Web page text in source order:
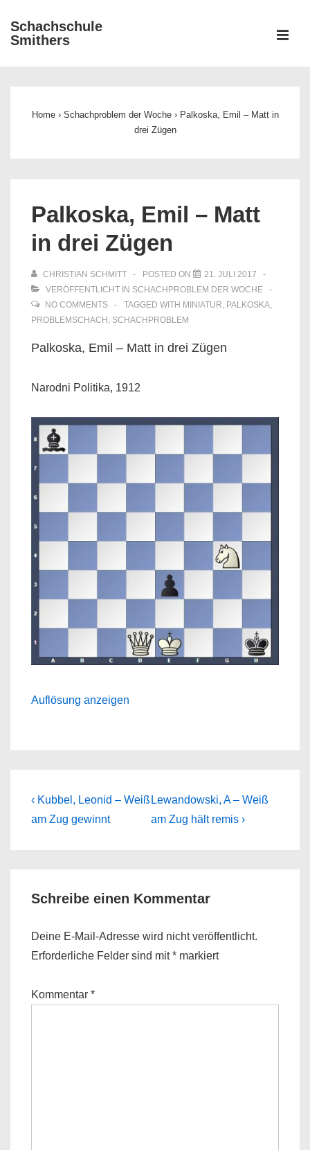
Zum
Inhalt
Schachschule
Smithers
Home › Schachproblem der Woche › Palkoska, Emil – Matt in
drei Zügen
Palkoska, Emil – Matt
in drei Zügen
CHRISTIAN SCHMITT POSTED ON
21. JULI 2017
VERÖFFENTLICHT IN SCHACHPROBLEM DER WOCHE
NO COMMENTS
TAGGED WITH MINIATUR, PALKOSKA,
PROBLEMSCHACH , SCHACHPROBLEM
Palkoska, Emil – Matt in drei Zügen
Narodni Politika, 1912
Auflösung anzeigen
Beitragsnavigation
Previous
Post
‹ Kubbel, Leonid – Weiß
am Zug gewinnt
Next
Post
Lewandowski, A – Weiß
am Zug hält remis ›
Schreibe einen Kommentar
Deine E-Mail-Adresse wird nicht veröffentlicht.
Erforderliche Felder sind mit* markiert
Kommentar *